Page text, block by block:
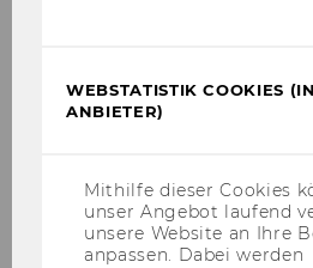
Full Re­cording
Cryp­to Mon­day
WEBSTATISTIK COOKIES
ANBIETER)
Mithilfe dieser Cookies
unser Angebot laufend
unsere Website an Ihre
anpassen. Dabei werden